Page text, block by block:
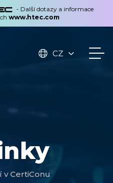
- Další dotazy a informace
www.htec.com
CZ
CertiConu